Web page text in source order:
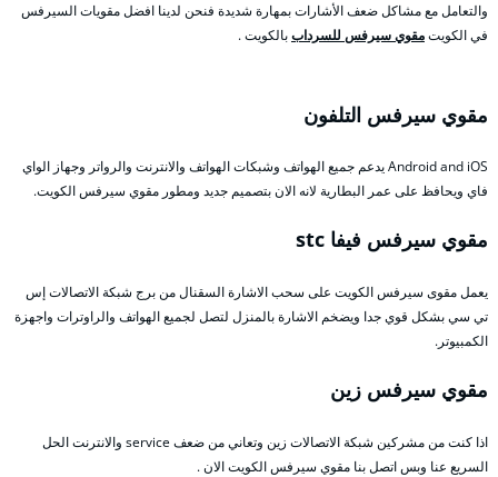
والتعامل مع مشاكل ضعف الأشارات بمهارة شديدة فنحن لدينا افضل مقويات السيرفس
في الكويتمقوي سيرفس للسرداببالكويت .
مقوي سيرفس التلفون
Android and iOS يدعم جميع الهواتف وشبكات الهواتف والانترنت والرواتر وجهاز الواي
فاي ويحافظ على عمر البطارية لانه الان بتصميم جديد ومطور مقوي سيرفس الكويت.
مقوي سيرفس فيفا stc
يعمل مقوى سيرفس الكويت على سحب الاشارة السقنال من برج شبكة الاتصالات إس
تي سي بشكل قوي جدا ويضخم الاشارة بالمنزل لتصل لجميع الهواتف والراوترات واجهزة
الكمبيوتر.
مقوي سيرفس زين
اذا كنت من مشركين شبكة الاتصالات زين وتعاني من ضعف service والانترنت الحل
السريع عنا وبس اتصل بنا مقوي سيرفس الكويت الان .